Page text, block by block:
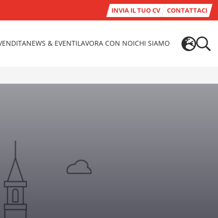
INVIA IL TUO CV CONTATTACI
NEWS & EVENTILAVORA CON NOICHI SIAMO